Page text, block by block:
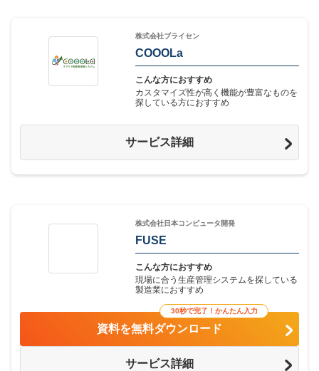
株式会社ブライセン
COOOLa
こんな方におすすめ
カスタマイズ性が高く機能が豊富なものを
探している方におすすめ
サービス詳細
株式会社日本コンピュータ開発
FUSE
こんな方におすすめ
現場に合う生産管理システムを探している
製造業におすすめ
サービス詳細
30秒で完了！かんたん入力
資料を無料ダウンロード